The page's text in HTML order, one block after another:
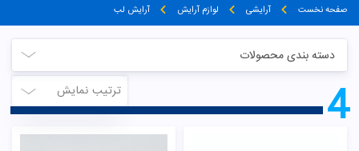
صفحه نخست آرایشی لوازم آرایش آرایش لب
دسته بندی محصولات
ترتیب نمایش
4